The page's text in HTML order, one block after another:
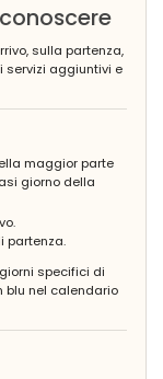
sulla partenza,
servizi aggiuntivi e
maggior parte
giorno della
partenza.
specifici di
blu nel calendario